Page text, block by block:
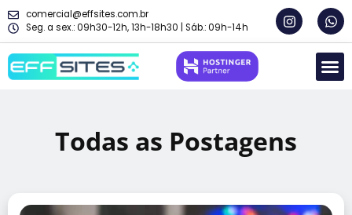
comercial@effsites.com.br
Seg. a sex.: 09h30-12h, 13h-18h30 | Sáb.: 09h-14h
Todas as Postagens